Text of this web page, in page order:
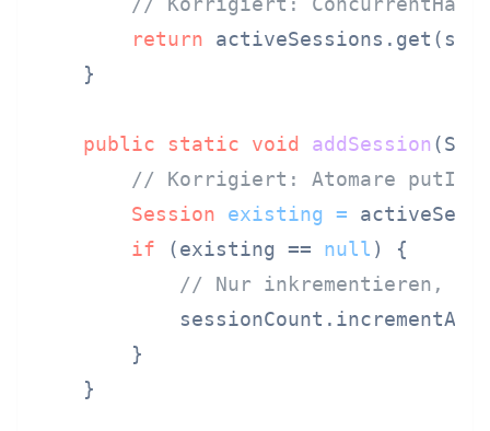
return
    }
public static void addSession
// Korrigiert: Atomare
Session
existing =
if (existing == null ) {
// Nur inkrementieren,
        }
    }